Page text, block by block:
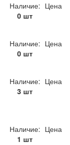
Наличие:
0 шт
Цена
Наличие:
0 шт
Цена
Наличие:
3 шт
Цена
Наличие:
1 шт
Цена